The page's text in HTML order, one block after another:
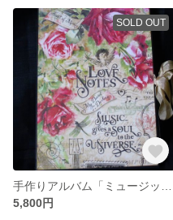
SOLD OUT
5,800円